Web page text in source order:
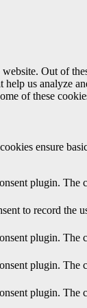
Out of
us analyze
of these
ensure
plugin. The
to record the
plugin. The
plugin. The
plugin. The